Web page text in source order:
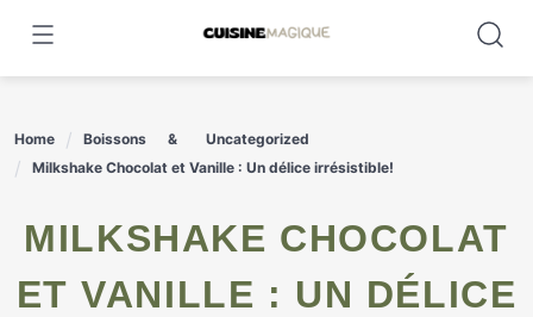
content
Home Boissons
Uncategorized
Milkshake Chocolat et Vanille : Un délice irrésistible!
MILKSHAKE CHOCOLAT
ET VANILLE : UN DÉLICE